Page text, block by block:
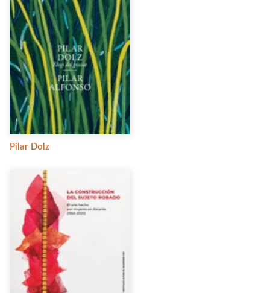
Pilar Dolz